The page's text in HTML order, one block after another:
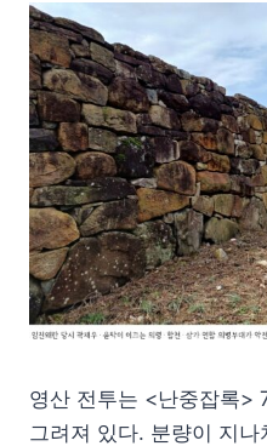
영산 전투는 <난중잡록>
그려져 있다. 분량이 지